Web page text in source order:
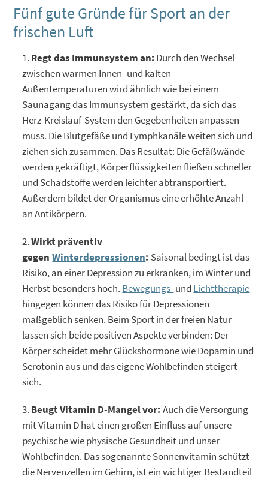
Fünf gute Gründe für Sport an der
frischen Luft
Regt das Immunsystem an: Durch den Wechsel
zwischen warmen Innen- und kalten
Außentemperaturen wird ähnlich wie bei einem
Saunagang das Immunsystem gestärkt, da sich das
Herz-Kreislauf-System den Gegebenheiten anpassen
muss. Die Blutgefäße und Lymphkanäle weiten sich und
ziehen sich zusammen. Das Resultat: Die Gefäßwände
werden gekräftigt, Körperflüssigkeiten fließen schneller
und Schadstoffe werden leichter abtransportiert.
Außerdem bildet der Organismus eine erhöhte Anzahl
an Antikörpern.
Wirkt präventiv
gegenWinterdepressionen: Saisonal bedingt ist das
Risiko, an einer Depression zu erkranken, im Winter und
Herbst besonders hoch. Bewegungs-und Lichttherapie
hingegen können das Risiko für Depressionen
maßgeblich senken. Beim Sport in der freien Natur
lassen sich beide positiven Aspekte verbinden: Der
Körper scheidet mehr Glückshormone wie Dopamin und
Serotonin aus und das eigene Wohlbefinden steigert
sich.
Beugt Vitamin D-Mangel vor:Auch die Versorgung
mit Vitamin D hat einen großen Einfluss auf unsere
psychische wie physische Gesundheit und unser
Wohlbefinden. Das sogenannte Sonnenvitamin schützt
die Nervenzellen im Gehirn, ist ein wichtiger Bestandteil